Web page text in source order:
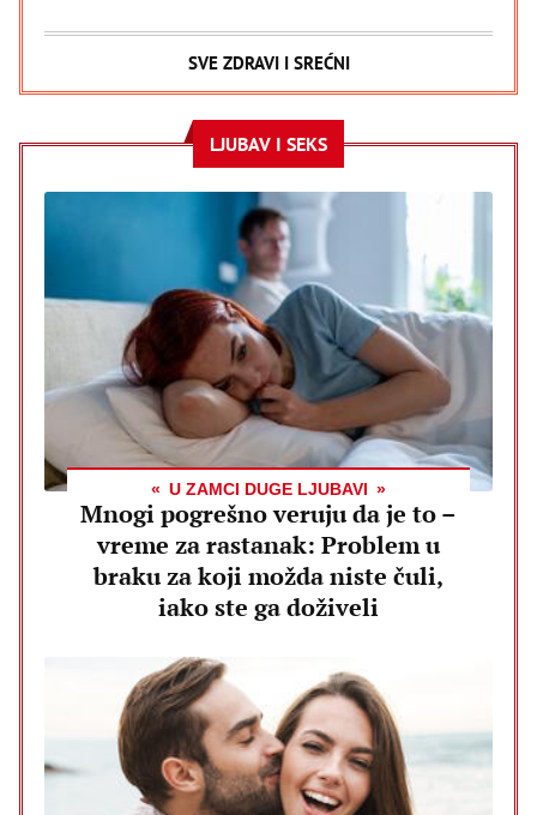
SVE ZDRAVI I SREĆNI
LJUBAV I SEKS
U ZAMCI DUGE LJUBAVI
Mnogi pogrešno veruju da je to –
vreme za rastanak: Problem u
braku za koji možda niste čuli,
iako ste ga doživeli